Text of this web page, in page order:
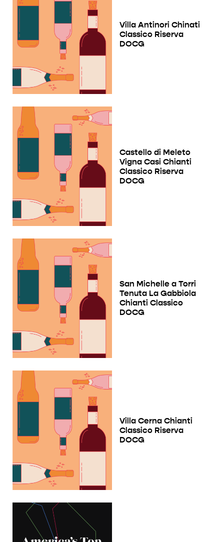
Villa Antinori Chinati
Classico Riserva
DOCG
Castello di Meleto
Vigna Casi Chianti
Classico Riserva
DOCG
San Michelle a Torri
Tenuta La Gabbiola
Chianti Classico
DOCG
Villa Cerna Chianti
Classico Riserva
DOCG